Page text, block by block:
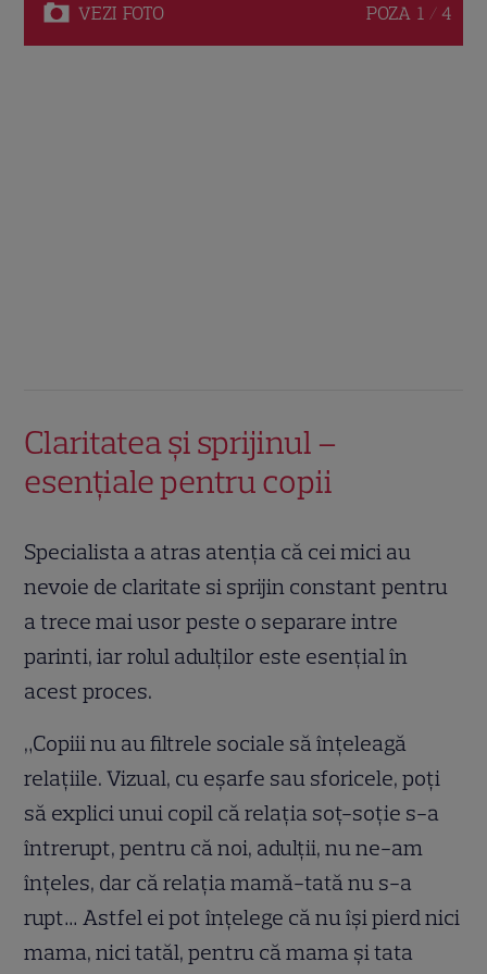
VEZI FOTO POZA 1 / 4
Claritatea și sprijinul –
esențiale pentru copii
Specialista a atras atenția că cei mici au
nevoie de claritate si sprijin constant pentru
a trece mai usor peste o separare intre
parinti, iar rolul adulților este esențial în
acest proces.
„Copiii nu au filtrele sociale să înțeleagă
relațiile. Vizual, cu eșarfe sau sforicele, poți
să explici unui copil că relația soț-soție s-a
întrerupt, pentru că noi, adulții, nu ne-am
înțeles, dar că relația mamă-tată nu s-a
rupt… Astfel ei pot înțelege că nu își pierd nici
mama, nici tatăl, pentru că mama și tata